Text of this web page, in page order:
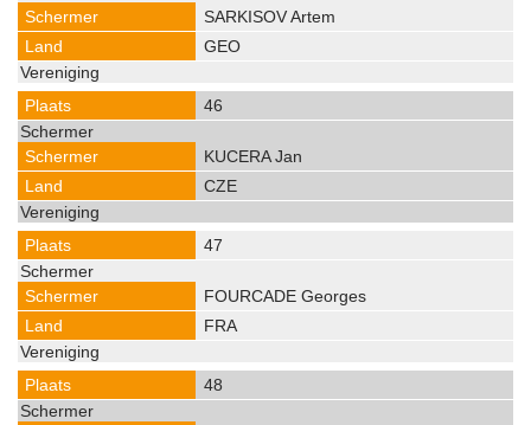
SARKISOV Artem
GEO
46
KUCERA Jan
CZE
47
FOURCADE Georges
FRA
48